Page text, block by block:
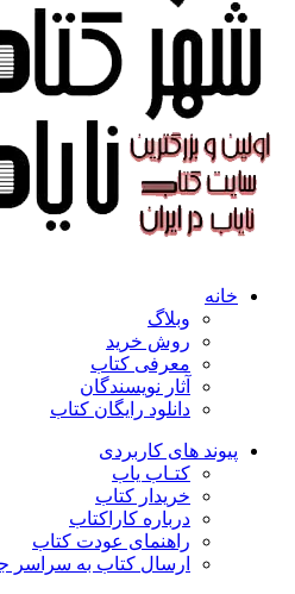
خانه
وبلاگ
روش خرید
معرفی کتاب
آثار نویسندگان
دانلود رایگان کتاب
پیوند های کاربردی
کتـاب یاب
خریدار کتاب
درباره کاراکتاب
راهنمای عودت کتاب
ارسال کتاب به سراسر